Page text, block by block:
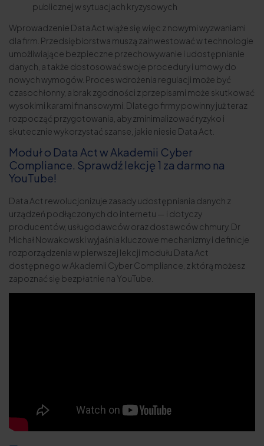
publicznej w sytuacjach kryzysowych
Wprowadzenie Data Act wiąże się więc z nowymi wyzwaniami
dla firm. Przedsiębiorstwa muszą zainwestować w technologie
umożliwiające bezpieczne przechowywanie i udostępnianie
danych, a także dostosować swoje procedury i umowy do
nowych wymogów. Proces wdrożenia regulacji może być
czasochłonny, a brak zgodności z przepisami może skutkować
wysokimi karami finansowymi. Dlatego firmy powinny już teraz
rozpocząć przygotowania, aby zminimalizować ryzyko i
skutecznie wykorzystać szanse, jakie niesie Data Act.
Moduł o Data Act w Akademii Cyber
Compliance. Sprawdź lekcję 1 za darmo na
YouTube!
Data Act rewolucjonizuje zasady udostępniania danych z
urządzeń podłączonych do internetu — i dotyczy
producentów, usługodawców oraz dostawców chmury. Dr
Michał Nowakowski wyjaśnia kluczowe mechanizmy i definicje
rozporządzenia w pierwszej lekcji modułu Data Act
dostępnego wAkademii Cyber Compliance , z którą możesz
zapoznać się bezpłatnie na YouTube.